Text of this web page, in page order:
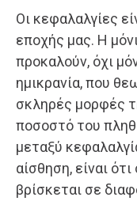
Οι κεφαλαλγίες
εποχής μας. Η
προκαλούν, όχι
ημικρανία, που
σκληρές μορφές
ποσοστό του
μεταξύ
αίσθηση, είναι
βρίσκεται σε